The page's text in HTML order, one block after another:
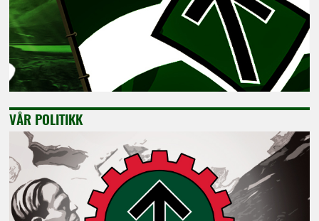
VÅR POLITIKK